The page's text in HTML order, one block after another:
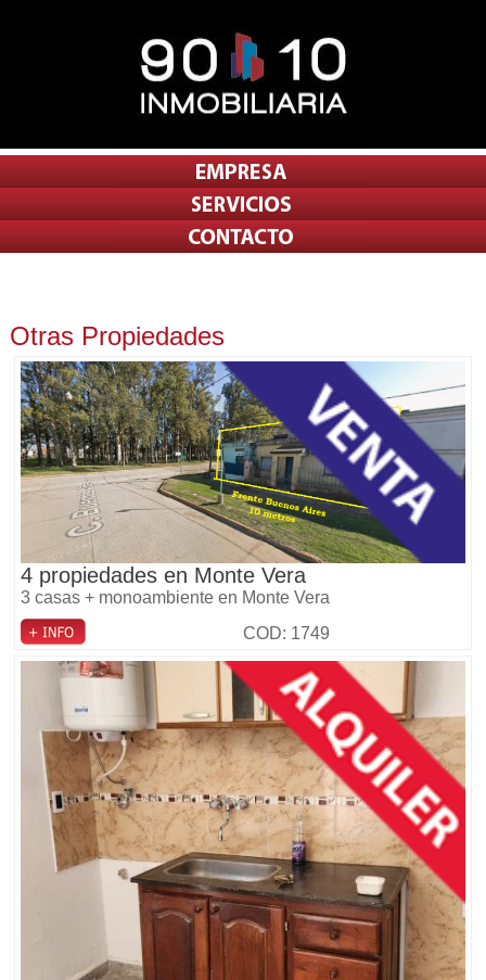
Otras Propiedades
4 propiedades en Monte Vera
3 casas + monoambiente en Monte Vera
COD: 1749